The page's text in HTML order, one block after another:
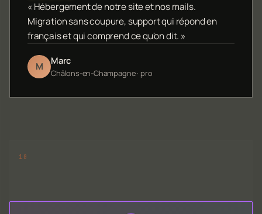
« Hébergement de notre site et nos mails.
Migration sans coupure, support qui répond en
français et qui comprend ce qu'on dit. »
M Marc
Châlons-en-Champagne · pro